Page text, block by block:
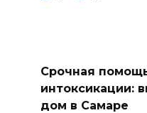
Срочная
интоксикации:
дом в Самаре